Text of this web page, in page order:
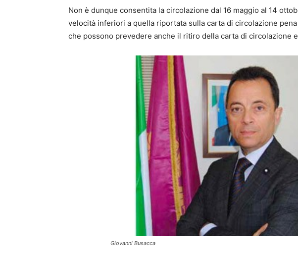
Non è dunque consentita la circolazione dal 16 maggio al 14
velocità inferiori a quella riportata sulla carta di circolazione
che possono prevedere anche il ritiro della carta di circolazione
Giovanni Busacca